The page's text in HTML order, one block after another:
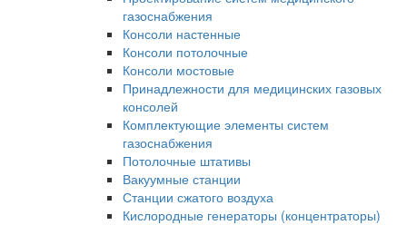
газоснабжения
Консоли настенные
Консоли потолочные
Консоли мостовые
Принадлежности для медицинских газовых
консолей
Комплектующие элементы систем
газоснабжения
Потолочные штативы
Вакуумные станции
Станции сжатого воздуха
Кислородные генераторы (концентраторы)